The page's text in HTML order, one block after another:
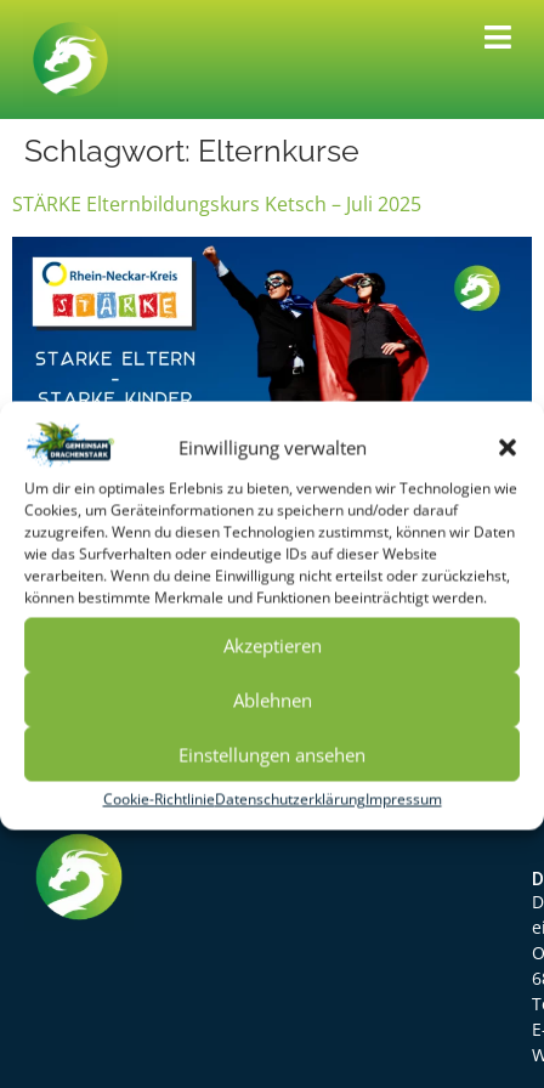
Einwilligung verwalten
Um dir ein optimales Erlebnis zu bieten, verwenden wir Technologien wie
Cookies, um Geräteinformationen zu speichern und/oder darauf
zuzugreifen. Wenn du diesen Technologien zustimmst, können wir Daten
wie das Surfverhalten oder eindeutige IDs auf dieser Website
verarbeiten. Wenn du deine Einwilligung nicht erteilst oder zurückziehst,
können bestimmte Merkmale und Funktionen beeinträchtigt werden.
Akzeptieren
Ablehnen
Einstellungen ansehen
Cookie-RichtlinieDatenschutzerklärungImpressum
Schlagwort: Elternkurse
STÄRKE Elternbildungskurs Ketsch – Juli 2025
Neuer STÄRKE Elternbildungskurs in Ketsch Starke
Kinder durch Selbstbewusstsein & Resilienz Jetzt
kostenfrei anmelden! Drachenstark-Coaching – Wir
stärken Eltern und ihre Kinder! STÄRKE
Elternbildungskurs Der drachenstarke Kurs für Eltern
Eine Kooperation von: Finanziert durch das Ministerium
für Soziales, Gesundheit und Integration aus
Landesmitteln, die der Landtag von Baden-Württemberg
beschlossen hat. Starke Eltern – Starke Kinder […]